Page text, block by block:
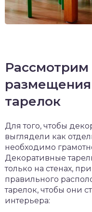
Рассмотрим
тарелок
Для того, чтобы
выглядели как
необходимо
Декоративные
только на стенах,
правильного
тарелок, чтобы они
интерьера: